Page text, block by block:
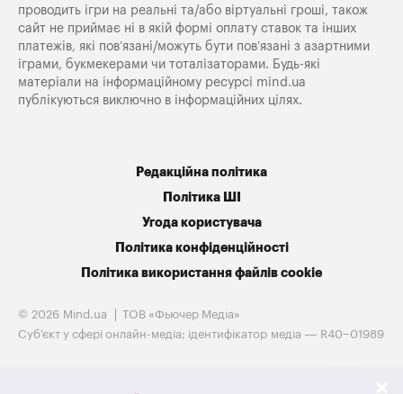
проводить ігри на реальні та/або віртуальні гроші, також
сайт не приймає ні в якій формі оплату ставок та інших
платежів, які пов’язані/можуть бути пов’язані з азартними
іграми, букмекерами чи тоталізаторами. Будь-які
матеріали на інформаційному ресурсі mind.ua
публікуються виключно в інформаційних цілях.
Редакційна політика
Політика ШІ
Угода користувача
Політика конфіденційності
Політика використання файлів cookie
© 2026 Mind.ua
ТОВ «Фьючер Медiа»
Cуб'єкт у сфері онлайн-медіа; ідентифікатор медіа — R40−01989